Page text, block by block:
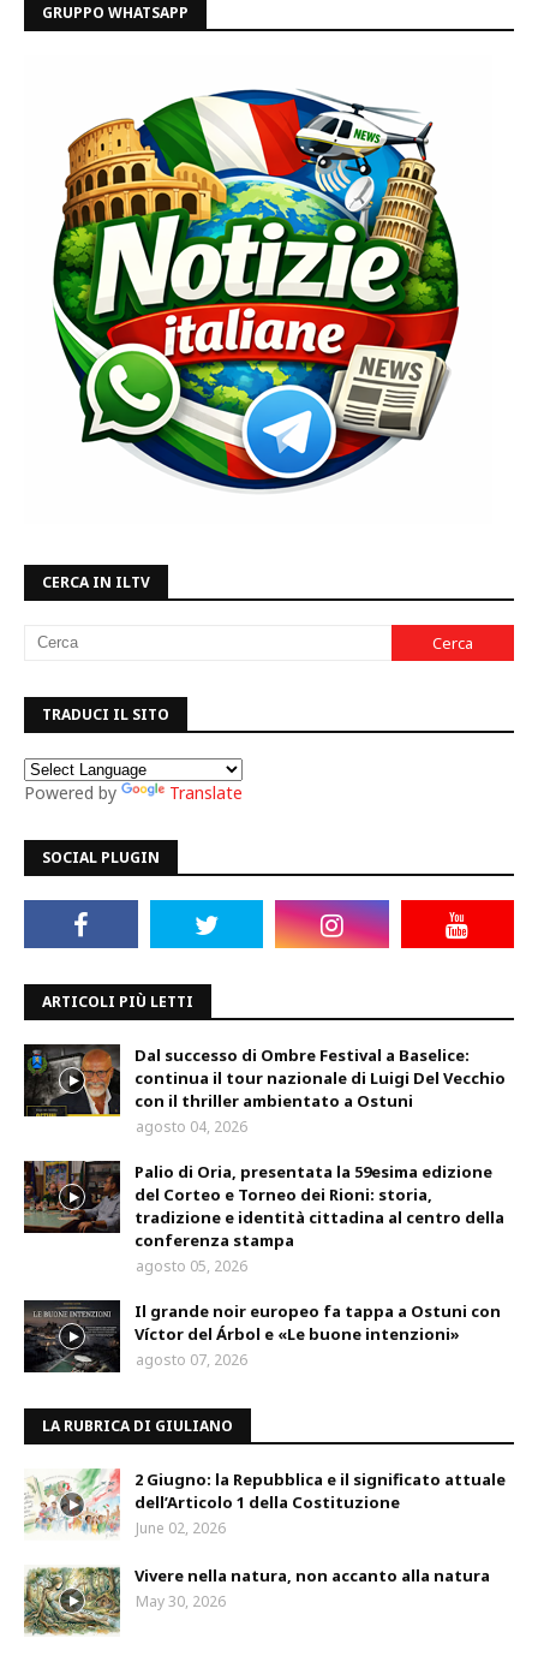
GRUPPO WHATSAPP
CERCA IN ILTV
TRADUCI IL SITO
Powered by Translate
SOCIAL PLUGIN
ARTICOLI PIÙ LETTI
Dal successo di Ombre Festival a Baselice:
continua il tour nazionale di Luigi Del Vecchio
con il thriller ambientato a Ostuni
agosto 04, 2026
Palio di Oria, presentata la 59esima edizione
del Corteo e Torneo dei Rioni: storia,
tradizione e identità cittadina al centro della
conferenza stampa
agosto 05, 2026
Il grande noir europeo fa tappa a Ostuni con
Víctor del Árbol e «Le buone intenzioni»
agosto 07, 2026
LA RUBRICA DI GIULIANO
2 Giugno: la Repubblica e il significato attuale
dell’Articolo 1 della Costituzione
June 02, 2026
Vivere nella natura, non accanto alla natura
May 30, 2026